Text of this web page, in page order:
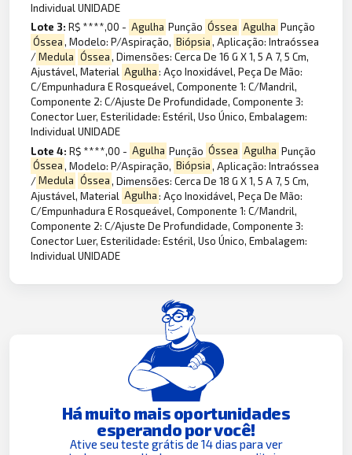
Individual UNIDADE
Lote 3:R$ ****,00 - Agulha Punção Óssea Agulha Punção
Óssea, Modelo: P/Aspiração, Biópsia, Aplicação: Intraóssea
/Medula Óssea, Dimensões: Cerca De 16 G X 1, 5 A 7, 5 Cm,
Ajustável, Material Agulha: Aço Inoxidável, Peça De Mão:
C/Empunhadura E Rosqueável, Componente 1: C/Mandril,
Componente 2: C/Ajuste De Profundidade, Componente 3:
Conector Luer, Esterilidade: Estéril, Uso Único, Embalagem:
Individual UNIDADE
Lote 4:R$ ****,00 - Agulha Punção Óssea Agulha Punção
Óssea, Modelo: P/Aspiração, Biópsia, Aplicação: Intraóssea
/ Medula Óssea, Dimensões: Cerca De 18 G X 1, 5 A 7, 5 Cm,
Ajustável, Material Agulha: Aço Inoxidável, Peça De Mão:
C/Empunhadura E Rosqueável, Componente 1: C/Mandril,
Componente 2: C/Ajuste De Profundidade, Componente 3:
Conector Luer, Esterilidade: Estéril, Uso Único, Embalagem:
Individual UNIDADE
Há muito mais oportunidades
esperando por você!
Ative seu teste grátis de 14 dias para ver